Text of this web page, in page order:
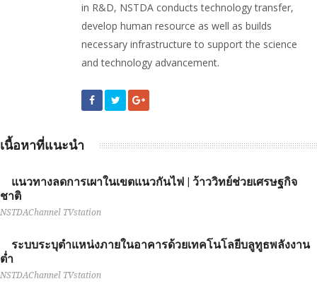
in R&D, NSTDA conducts technology transfer,
develop human resource as well as builds
necessary infrastructure to support the science
and technology advancement.
เนื้อหาที่แนะนำ
แนวทางลดการเผาในเขตแนวกันไฟ | ว้าววิทย์ช่วยเศรษฐกิจ
ชาติ
NSTDAChannel TVstation
ระบบระบุตำแหน่งภายในอาคารด้วยเทคโนโลยีบลูทูธพลังงาน
ต่ำ
NSTDAChannel TVstation